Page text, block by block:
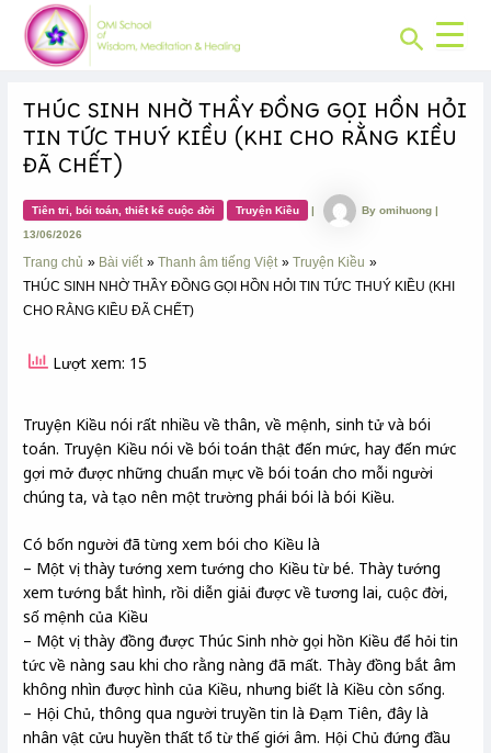
content
Search
THÚC SINH NHỜ THẦY ĐỒNG GỌI HỒN HỎI
TIN TỨC THUÝ KIỀU (KHI CHO RẰNG KIỀU
ĐÃ CHẾT)
Tiên tri, bói toán, thiết kế cuộc đời Truyện Kiều | Byomihuong|
13/06/2026
Trang chủ Bài viết Thanh âm tiếng Việt
Truyện Kiều
THÚC SINH NHỜ THẦY ĐỒNG GỌI HỒN HỎI TIN TỨC THUÝ KIỀU (KHI
CHO RẰNG KIỀU ĐÃ CHẾT)
Lượt xem: 15
Truyện Kiều nói rất nhiều về thân, về mệnh, sinh tử và bói
toán. Truyện Kiều nói về bói toán thật đến mức, hay đến mức
gợi mở được những chuẩn mực về bói toán cho mỗi người
chúng ta, và tạo nên một trường phái bói là bói Kiều.
Có bốn người đã từng xem bói cho Kiều là
– Một vị thày tướng xem tướng cho Kiều từ bé. Thày tướng
xem tướng bắt hình, rồi diễn giải được về tương lai, cuộc đời,
số mệnh của Kiều
– Một vị thày đồng được Thúc Sinh nhờ gọi hồn Kiều để hỏi tin
tức về nàng sau khi cho rằng nàng đã mất. Thày đồng bắt âm
không nhìn được hình của Kiều, nhưng biết là Kiều còn sống.
– Hội Chủ, thông qua người truyền tin là Đạm Tiên, đây là
nhân vật cửu huyền thất tổ từ thế giới âm. Hội Chủ đứng đầu
Post
navigation
CHUYÊN
MỤC: